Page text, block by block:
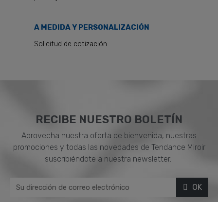
A MEDIDA Y PERSONALIZACIÓN
Solicitud de cotización
RECIBE NUESTRO BOLETÍN
Aprovecha nuestra oferta de bienvenida, nuestras
promociones y todas las novedades de Tendance Miroir
suscribiéndote a nuestra newsletter.
OK